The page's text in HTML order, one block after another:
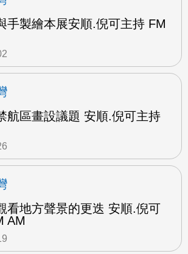
手製繪本展安順.倪可主持 FM
航區畫設議題 安順.倪可主持
看地方聲景的更迭 安順.倪可
AM